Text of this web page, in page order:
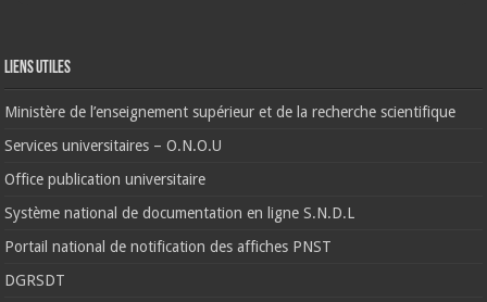
Liens Utiles
Ministère de l’enseignement supérieur et de la recherche scientifique
Services universitaires – O.N.O.U
Office publication universitaire
Système national de documentation en ligne S.N.D.L
Portail national de notification des affiches PNST
DGRSDT